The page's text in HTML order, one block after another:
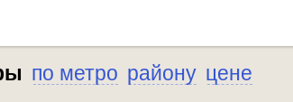
по метро району цене